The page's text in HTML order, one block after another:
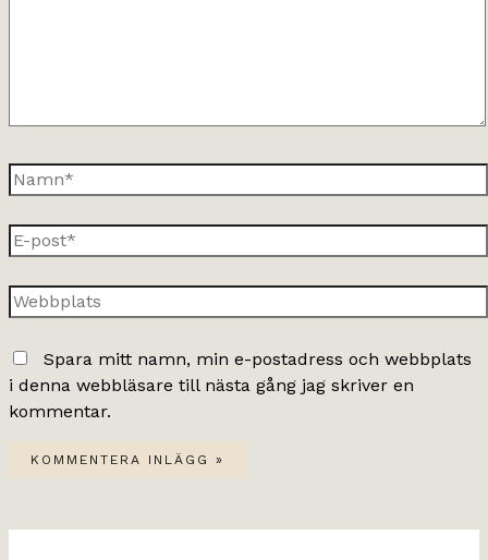
Namn*
E-
post*
Webbplats
Spara mitt namn, min e-postadress och webbplats
i denna webbläsare till nästa gång jag skriver en
kommentar.